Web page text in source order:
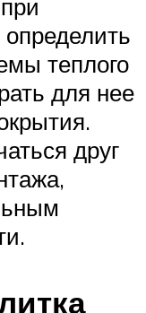
теплого
для нее
друг